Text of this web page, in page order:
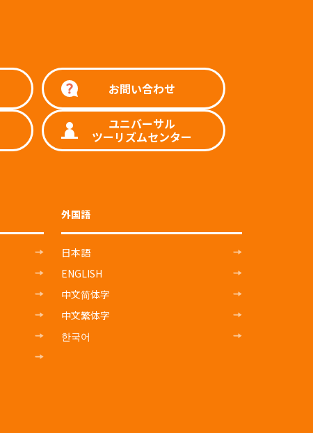
お問い合わせ
ユニバーサル
ツーリズムセンター
外国語
日本語
ENGLISH
中文简体字
中文繁体字
한국어